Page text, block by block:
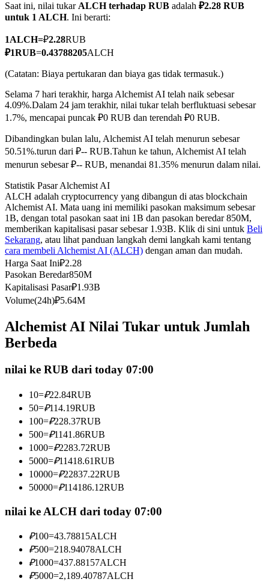
USDC Berjangka
Kontrak berjangka menggunakan USDC sebagai jaminannya
Copy Trading
Bergabunglah dengan pedagang top
Menjadi Pedagang Salinan
Nikmati pembagian keuntungan dan komisi copy trading
Informasi
Analisis data besar termasuk info perdagangan, dll.
Saat ini, nilai tukar ALCH terhadap RUB adalah ₽2.28 RUB
untuk 1 ALCH. Ini berarti:
1ALCH=₽2.28RUB
₽1RUB=0.43788205ALCH
(Catatan: Biaya pertukaran dan biaya gas tidak termasuk.)
Selama 7 hari terakhir, harga Alchemist AI telah naik sebesar
4.09%.Dalam 24 jam terakhir, nilai tukar telah berfluktuasi sebesar
1.7%, mencapai puncak ₽0 RUB dan terendah ₽0 RUB.
Dibandingkan bulan lalu, Alchemist AI telah menurun sebesar
50.51%.turun dari ₽-- RUB.Tahun ke tahun, Alchemist AI telah
menurun sebesar ₽-- RUB, menandai 81.35% menurun dalam nilai.
Statistik Pasar Alchemist AI
ALCH adalah cryptocurrency yang dibangun di atas blockchain
Alchemist AI. Mata uang ini memiliki pasokan maksimum sebesar
1B, dengan total pasokan saat ini 1B dan pasokan beredar 850M,
memberikan kapitalisasi pasar sebesar 1.93B. Klik di sini untuk Beli
Sekarang, atau lihat panduan langkah demi langkah kami tentang
cara membeli Alchemist AI (ALCH) dengan aman dan mudah.
Harga Saat Ini₽2.28
Pasokan Beredar850M
Kapitalisasi Pasar₽1.93B
Volume(24h)₽5.64M
Alchemist AI Nilai Tukar untuk Jumlah
Berbeda
nilai ke RUB dari today 07:00
10=₽22.84RUB
50=₽114.19RUB
100=₽228.37RUB
500=₽1141.86RUB
1000=₽2283.72RUB
5000=₽11418.61RUB
10000=₽22837.22RUB
50000=₽114186.12RUB
nilai ke ALCH dari today 07:00
₽100=43.78815ALCH
₽500=218.94078ALCH
₽1000=437.88157ALCH
₽5000=2,189.40787ALCH